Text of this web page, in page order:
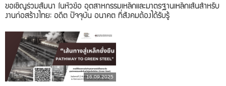
ขอเชิญร่วมสัมนา ในหัวข้อ อุตสาหกรรมเหล็กและมาตรฐานเหล็กเส้นสำหรับ
งานก่อสร้างไทย: อดีต ปัจจุบัน อนาคต ที่สังคมต้องได้รับรู้
16.09.2025